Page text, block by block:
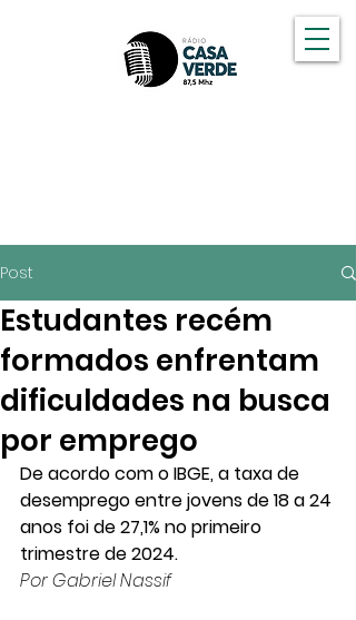
Post
Estudantes recém
formados enfrentam
dificuldades na busca
por emprego
De acordo com o IBGE, a taxa de
desemprego entre jovens de 18 a 24
anos foi de 27,1% no primeiro
trimestre de 2024.
Por Gabriel Nassif